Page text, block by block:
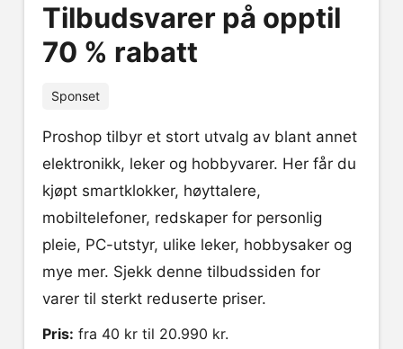
Tilbudsvarer på opptil
70 % rabatt
Sponset
Proshop tilbyr et stort utvalg av blant annet
elektronikk, leker og hobbyvarer. Her får du
kjøpt smartklokker, høyttalere,
mobiltelefoner, redskaper for personlig
pleie, PC-utstyr, ulike leker, hobbysaker og
mye mer. Sjekk denne tilbudssiden for
varer til sterkt reduserte priser.
Pris: fra 40 kr til 20.990 kr.